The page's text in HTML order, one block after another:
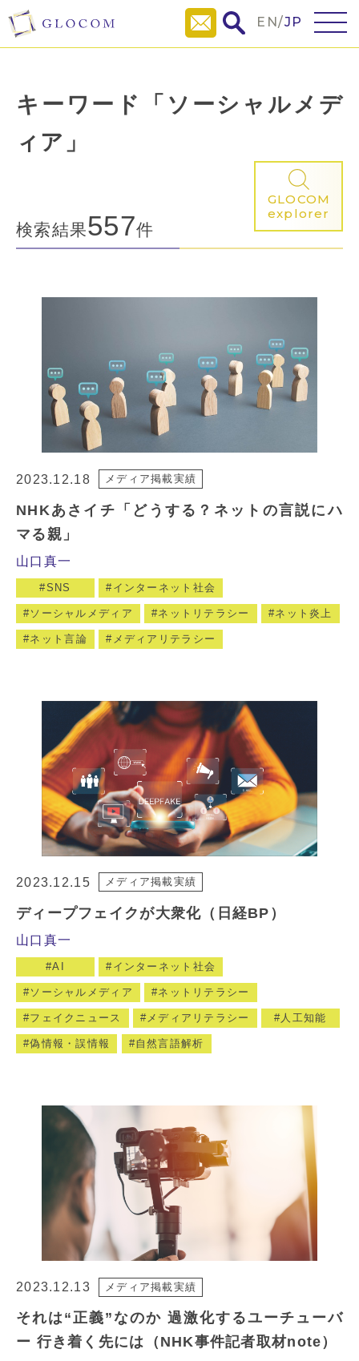
EN/JP
キーワード「ソーシャルメデ
ィア」
GLOCOM
explorer
検索結果557件
2023.12.18 メディア掲載実績
NHKあさイチ「どうする？ネットの言説にハ
マる親」
山口真一
SNS インターネット社会
ソーシャルメディア ネットリテラシー ネット炎上
ネット言論 メディアリテラシー
2023.12.15 メディア掲載実績
ディープフェイクが大衆化（日経BP）
山口真一
AI インターネット社会
ソーシャルメディア ネットリテラシー
フェイクニュース メディアリテラシー 人工知能
偽情報・誤情報 自然言語解析
2023.12.13 メディア掲載実績
それは“正義”なのか 過激化するユーチューバ
ー 行き着く先には（NHK事件記者取材note）